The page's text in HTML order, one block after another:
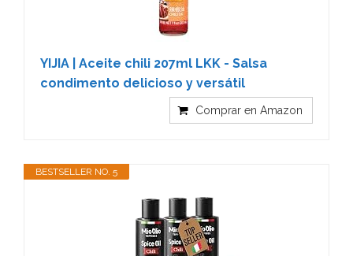
YIJIA | Aceite chili 207ml LKK - Salsa
condimento delicioso y versátil
Comprar en Amazon
BESTSELLER NO. 5